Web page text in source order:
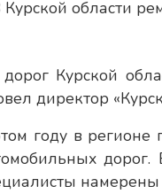
Курской
директор
году в регионе
намерены